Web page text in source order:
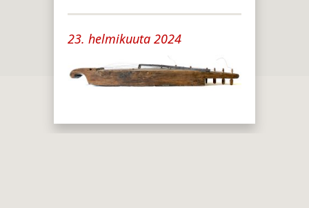
23. helmikuuta 2024